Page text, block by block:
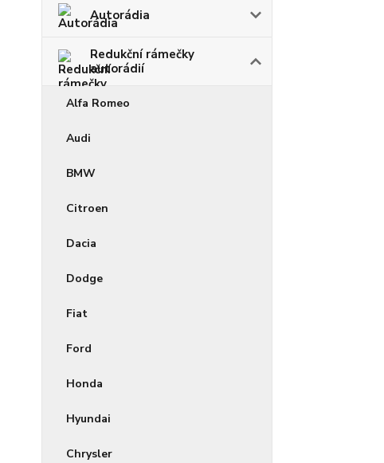
Autorádia
Redukční rámečky
autorádií
Alfa Romeo
Audi
BMW
Citroen
Dacia
Dodge
Fiat
Ford
Honda
Hyundai
Chrysler